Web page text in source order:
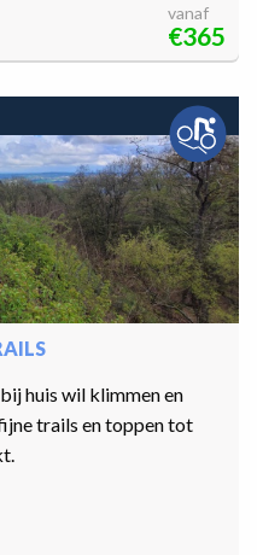
vanaf
€365
huis wil klimmen en
trails en toppen tot